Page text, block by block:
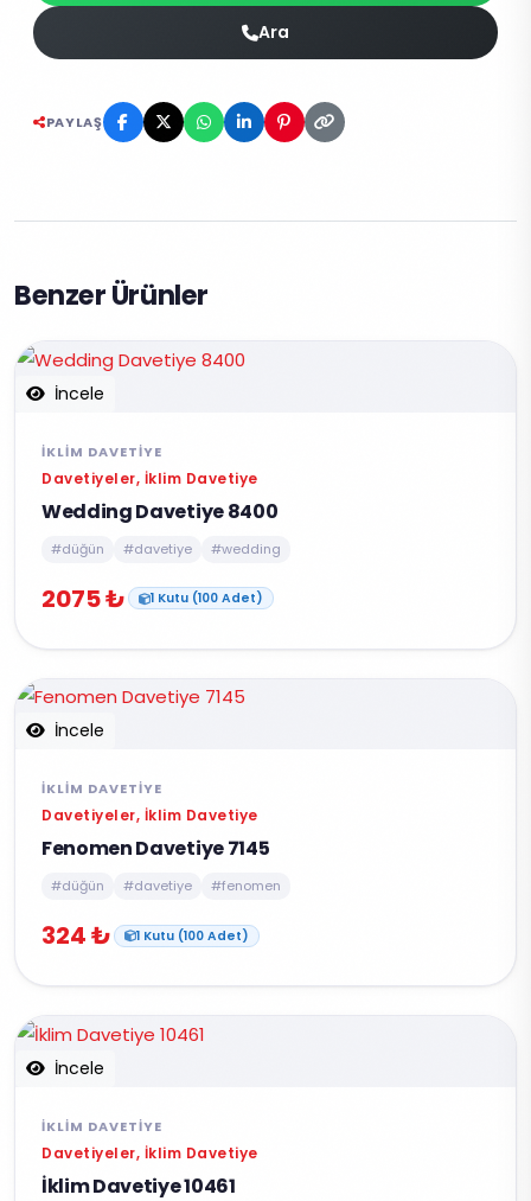
Ara
PAYLAŞ
Benzer Ürünler
İncele
İKLIM DAVETIYE
Davetiyeler, İklim Davetiye
Wedding Davetiye 8400
#düğün #davetiye #wedding
2075 ₺ 1 Kutu (100 Adet)
İncele
İKLIM DAVETIYE
Davetiyeler, İklim Davetiye
Fenomen Davetiye 7145
#düğün #davetiye #fenomen
324 ₺ 1 Kutu (100 Adet)
İncele
İKLIM DAVETIYE
Davetiyeler, İklim Davetiye
İklim Davetiye 10461